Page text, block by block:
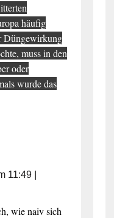
häufig
Düngewirkung
muss in den
oder
wurde das
11:49|
wie naiv sich